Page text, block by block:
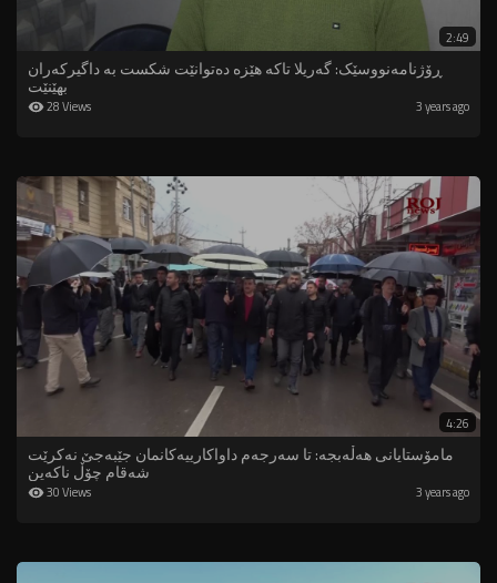
2:49
ڕۆژنامەنووسێک: گەریلا تاکە هێزە دەتوانێت شکست بە داگیرکەران
بهێنێت
28 Views 3 years ago
4:26
مامۆستایانى هەڵەبجە: تا سەرجەم داواکارییەکانمان جێبەجێ نەکرێت
شەقام چۆڵ ناکەین
30 Views 3 years ago